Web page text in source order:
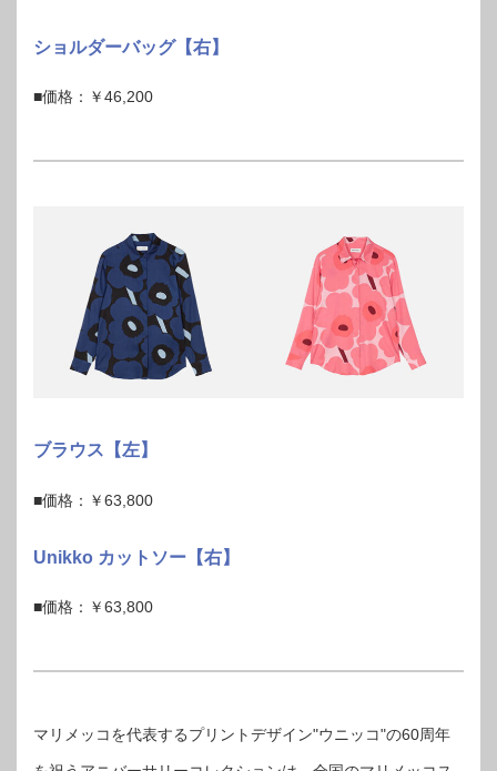
ショルダーバッグ【右】
■価格：￥46,200
ブラウス【左】
■価格：￥63,800
Unikko カットソー【右】
■価格：￥63,800
マリメッコを代表するプリントデザイン"ウニッコ"の60周年